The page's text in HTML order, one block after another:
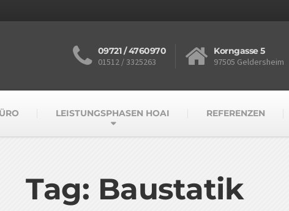
09721 / 4760970
01512 / 3325263
Korngasse 5
97505 Geldersheim
LEISTUNGSPHASEN HOAI REFERENZEN
Tag: Baustatik